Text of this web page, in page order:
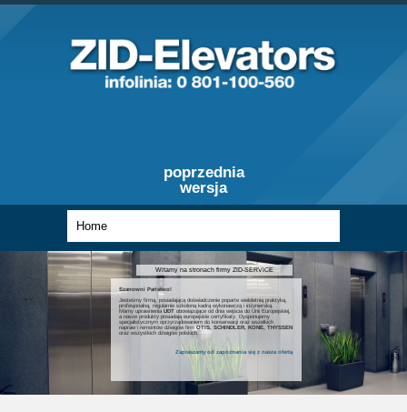
poprzednia
wersja
Witamy na stronach firmy ZID-SERVICE
Szanowni Państwo!
Jesteśmy firmą, posiadającą doświadczenie poparte wieloletnią praktyką,
profesjonalną, regularnie szkoloną kadrą wykonawczą i inżynierską.
Mamy uprawnieniaUDT obowiązujące od dnia wejścia do Unii Europejskiej,
a nasze produkty posiadają europejskie certyfikaty. Dysponujemy
specjalistycznym oprzyrządowaniem do konserwacji oraz wszelkich
napraw i remontów dźwigów firmOTIS, SCHINDLER, KONE, THYSSEN
oraz wszystkich dźwigów polskich.
Zapraszamy od zapoznania się z nasza ofertą